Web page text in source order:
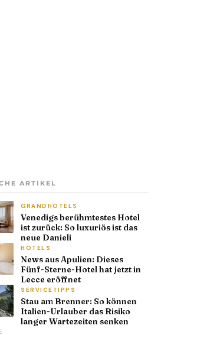
ARTIKEL
GRANDHOTELS
Venedigs berühmtestes Hotel
ist zurück: So luxuriös ist das
neue Danieli
HOTELS
News aus Apulien: Dieses
Fünf-Sterne-Hotel hat jetzt in
Lecce eröffnet
SERVICETIPPS
Stau am Brenner: So können
Italien-Urlauber das Risiko
langer Wartezeiten senken